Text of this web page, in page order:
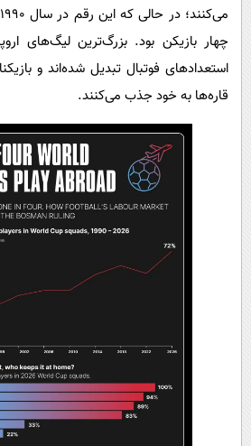
چهار بازیکن بود. بزرگ‌ترین لیگ‌های
استعدادهای فوتبال تبدیل شده‌اند و
قاره‌ها به خود جذب می‌کنند.